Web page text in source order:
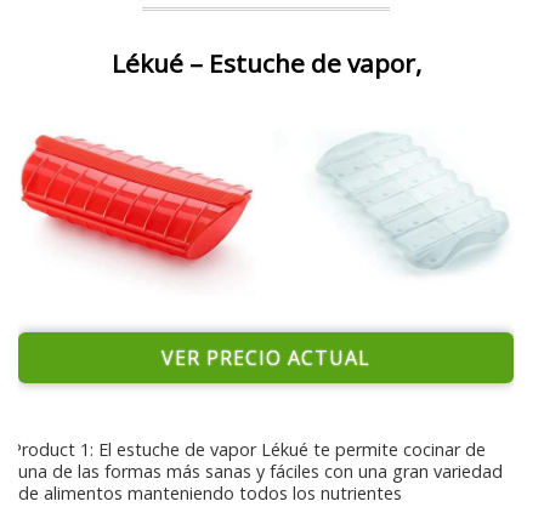
Lékué – Estuche de vapor,
VER PRECIO ACTUAL
Product 1: El estuche de vapor Lékué te permite cocinar de
una de las formas más sanas y fáciles con una gran variedad
de alimentos manteniendo todos los nutrientes